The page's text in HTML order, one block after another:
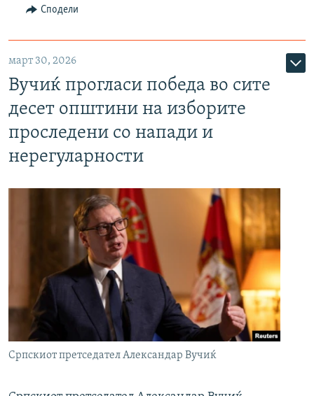
Сподели
март 30, 2026
Вучиќ прогласи победа во сите
десет општини на изборите
проследени со напади и
нерегуларности
Српскиот претседател Александар Вучиќ